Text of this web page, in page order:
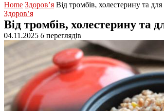
Home Здоров’я Від тромбів, холестерину та
Здоров’я
Від тромбів, холестерину та
04.11.2025 6 переглядів